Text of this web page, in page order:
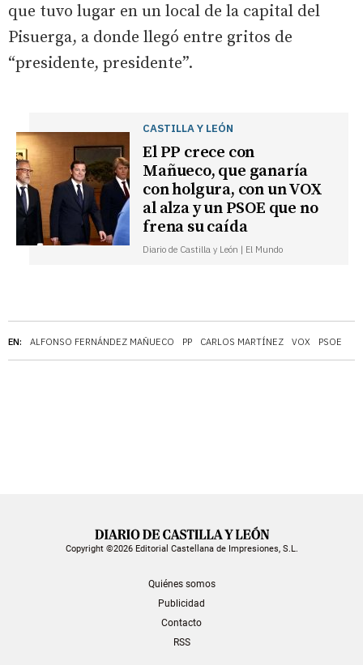
EN: ALFONSO FERNÁNDEZ MAÑUECO PP CARLOS MARTÍNEZ VOX PSOE
que tuvo lugar en un local de la capital del
Pisuerga, a donde llegó entre gritos de
“presidente, presidente”.
CASTILLA Y LEÓN
El PP crece con
Mañueco, que ganaría
con holgura, con un VOX
al alza y un PSOE que no
frena su caída
Diario de Castilla y León | El Mundo
Copyright ©2026 Editorial Castellana de Impresiones, S.L.
Quiénes somos
Publicidad
Contacto
RSS